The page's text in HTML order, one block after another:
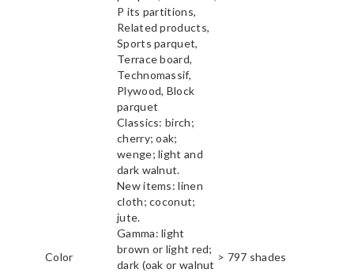
P its partitions,
Related products,
Sports parquet,
Terrace board,
Technomassif,
Plywood, Block
parquet
Color
Classics: birch;
cherry; oak;
wenge; light and
dark walnut.
New items: linen
cloth; coconut;
jute.
Gamma: light
brown or light red;
dark (oak or walnut
> 797 shades